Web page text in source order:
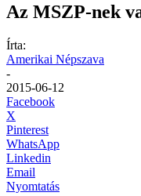
Az MSZP-nek
Írta:
Amerikai Népszava
-
2015-06-12
Facebook
X
Pinterest
WhatsApp
Linkedin
Email
Nyomtatás